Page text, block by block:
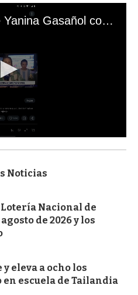
El mal momento de Yanina Gasañol con un hincha argentino en "Subrayado"
Noticias
Nacional de
de 2026 y los
eleva a ocho los
escuela de Tailandia